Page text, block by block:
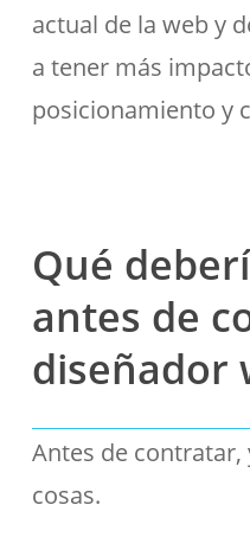
actual de la web y
a tener más
posicionamiento y
Qué
antes de
diseñador
Antes de contratar,
cosas.